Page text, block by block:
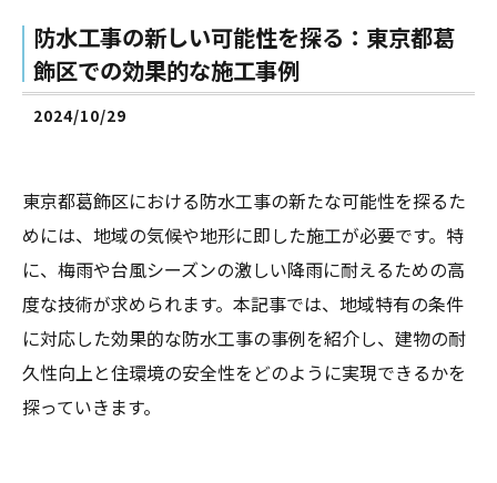
防水工事の新しい可能性を探る：東京都葛
飾区での効果的な施工事例
2024/10/29
東京都葛飾区における防水工事の新たな可能性を探るた
めには、地域の気候や地形に即した施工が必要です。特
に、梅雨や台風シーズンの激しい降雨に耐えるための高
度な技術が求められます。本記事では、地域特有の条件
に対応した効果的な防水工事の事例を紹介し、建物の耐
久性向上と住環境の安全性をどのように実現できるかを
探っていきます。